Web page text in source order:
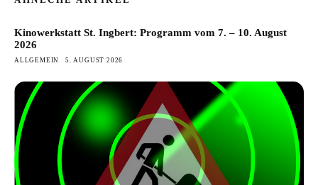
Kinowerkstatt St. Ingbert: Programm vom 7. – 10. August
2026
ALLGEMEIN 5. AUGUST 2026